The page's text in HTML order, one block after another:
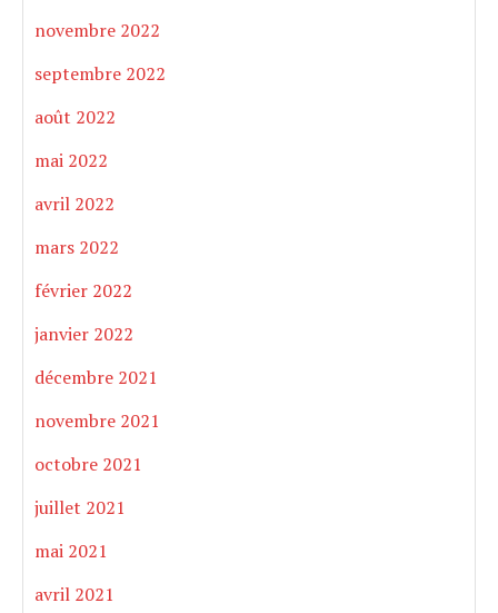
novembre 2022
septembre 2022
août 2022
mai 2022
avril 2022
mars 2022
février 2022
janvier 2022
décembre 2021
novembre 2021
octobre 2021
juillet 2021
mai 2021
avril 2021